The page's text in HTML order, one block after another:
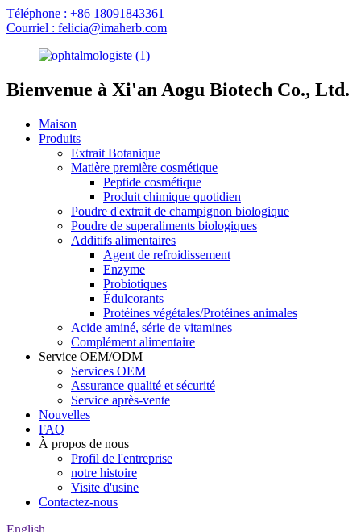
Téléphone : +86 18091843361
Courriel : felicia@imaherb.com
Bienvenue à Xi'an Aogu Biotech Co., Ltd.
Maison
Produits
Extrait Botanique
Matière première cosmétique
Peptide cosmétique
Produit chimique quotidien
Poudre d'extrait de champignon biologique
Poudre de superaliments biologiques
Additifs alimentaires
Agent de refroidissement
Enzyme
Probiotiques
Édulcorants
Protéines végétales/Protéines animales
Acide aminé, série de vitamines
Complément alimentaire
Service OEM/ODM
Services OEM
Assurance qualité et sécurité
Service après-vente
Nouvelles
FAQ
À propos de nous
Profil de l'entreprise
notre histoire
Visite d'usine
Contactez-nous
English